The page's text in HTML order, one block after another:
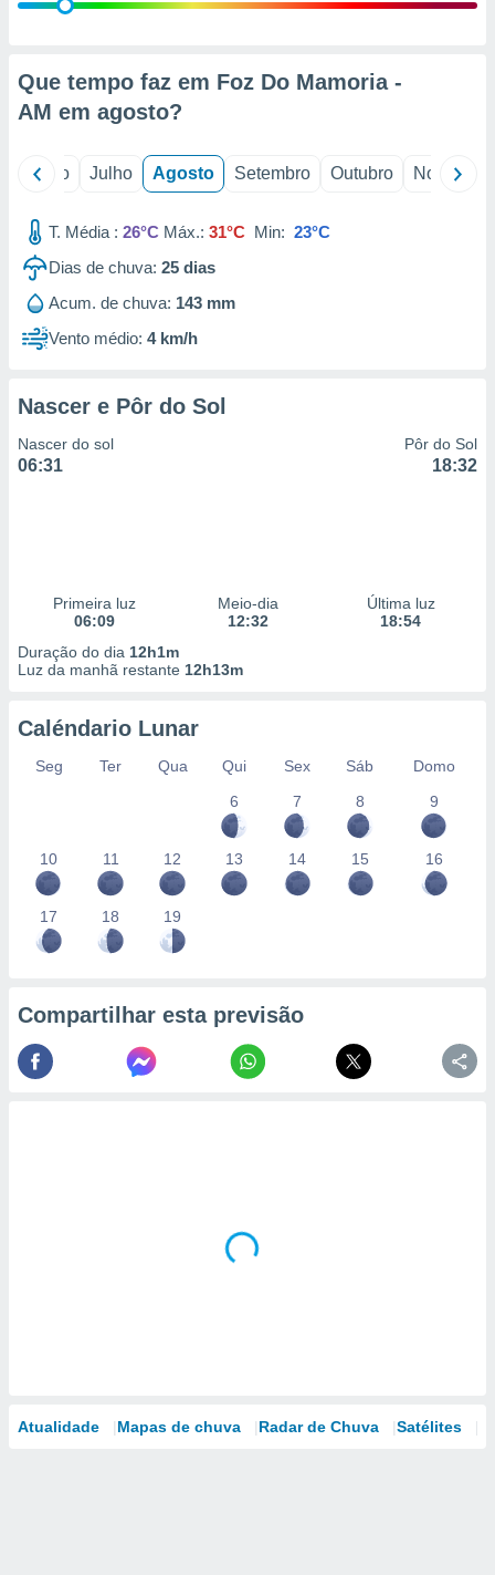
através
estudos
1199
Que tempo faz em Foz Do Mamoria -
AM em agosto?
Junho Julho Agosto Setembro Outubro Novembro
T. Média : 26°C Máx.: 31°C Min: 23°C
Dias de chuva: 25 dias
Acum. de chuva: 143 mm
Vento médio: 4 km/h
Nascer e Pôr do Sol
Nascer do sol
06:31
Pôr do Sol
18:32
Primeira luz
06:09
Meio-dia
12:32
Última luz
18:54
Duração do dia 12h1m
Luz da manhã restante 12h13m
Caléndario Lunar
Seg Ter Qua Qui Sex Sáb
Domo
6
7 8 9
10 11 12 13 14 15 16
17 18 19
Compartilhar esta previsão
Atualidade Mapas de chuva Radar de Chuva Satélites